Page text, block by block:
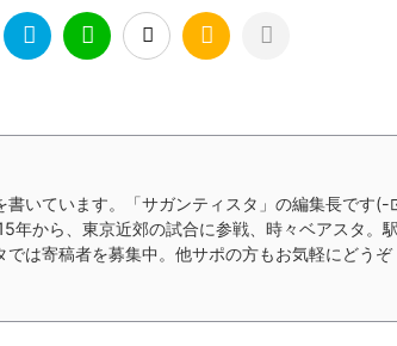
書いています。「サガンティスタ」の編集長で
年から、東京近郊の試合に参戦、時々ベアスタ。
は寄稿者を募集中。他サポの方もお気軽にどう